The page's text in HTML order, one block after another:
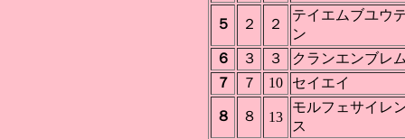
５ ２ ２
テイエムブユウ
ン
６
３ ３
クランエンブレ
７
７ 10 セイエイ
８ ８ 13
モルフェサイレ
ス